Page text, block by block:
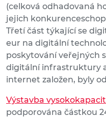
(celková odhadovaná
jejich
Třetí část týkající se
eur na digitální
poskytování veřejných
digitální infrastruktury
internet založen, byly
Výstavba
podporována částkou